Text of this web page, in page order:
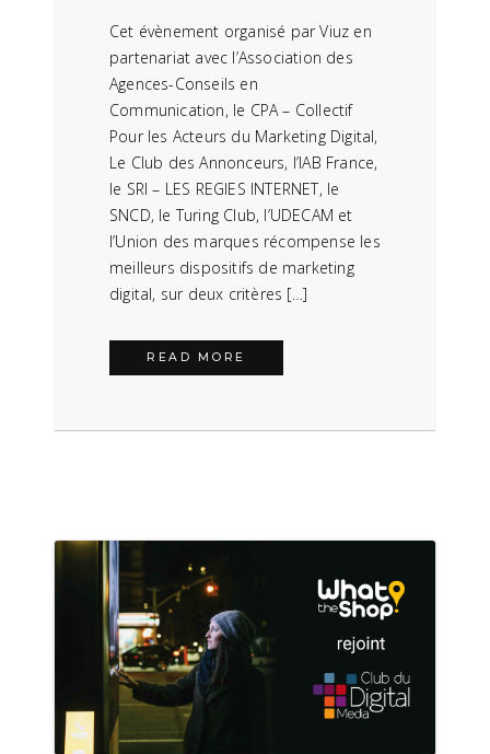
Cet évènement organisé par Viuz en
partenariat avec l’Association des
Agences-Conseils en
Communication, le CPA – Collectif
Pour les Acteurs du Marketing Digital,
Le Club des Annonceurs, l’IAB France,
le SRI – LES REGIES INTERNET, le
SNCD, le Turing Club, l’UDECAM et
l’Union des marques récompense les
meilleurs dispositifs de marketing
digital, sur deux critères […]
READ MORE